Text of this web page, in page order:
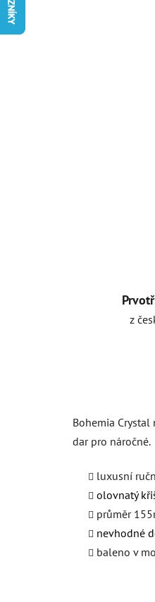
z
Bohemia
dar pro náročné.
luxusní
olovnatý
průměr
nevhodné
baleno v